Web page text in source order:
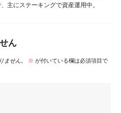
主にステーキングで資産運用中。
ん
せん。 ※ が付いている欄は必須項目で